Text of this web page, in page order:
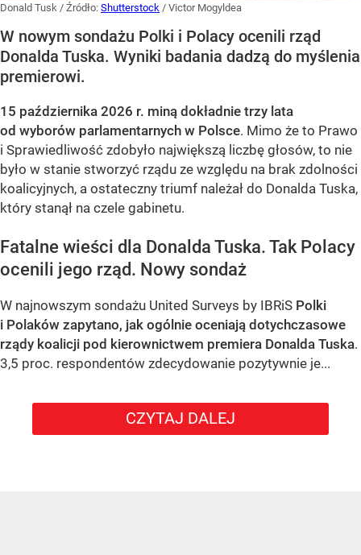
Donald Tusk / Źródło: Shutterstock / Victor Mogyldea
W nowym sondażu Polki i Polacy ocenili rząd
Donalda Tuska. Wyniki badania dadzą do myślenia
premierowi.
15 października 2026 r. miną dokładnie trzy lata
od wyborów parlamentarnych w Polsce. Mimo że to Prawo
i Sprawiedliwość zdobyło największą liczbę głosów, to nie
było w stanie stworzyć rządu ze względu na brak zdolności
koalicyjnych, a ostateczny triumf należał do Donalda Tuska,
który stanął na czele gabinetu.
Fatalne wieści dla Donalda Tuska. Tak Polacy
ocenili jego rząd. Nowy sondaż
W najnowszym sondażu United Surveys by IBRiS Polki
i Polaków zapytano, jak ogólnie oceniają dotychczasowe
rządy koalicji pod kierownictwem premiera Donalda Tuska.
3,5 proc. respondentów zdecydowanie pozytywnie je...
CZYTAJ DALEJ